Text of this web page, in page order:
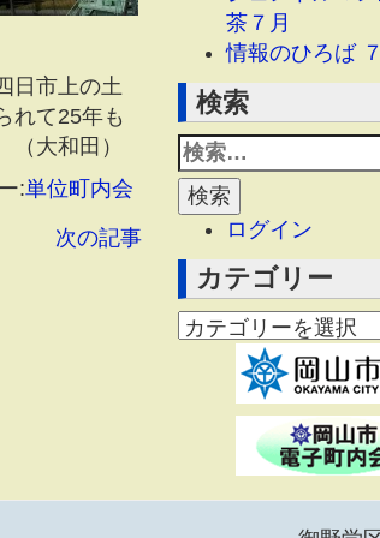
日市上の土
れて25年も
大和田）
:単位町内会
次の記事
茶７月
情報のひろば
検索
ログイン
カテゴリー